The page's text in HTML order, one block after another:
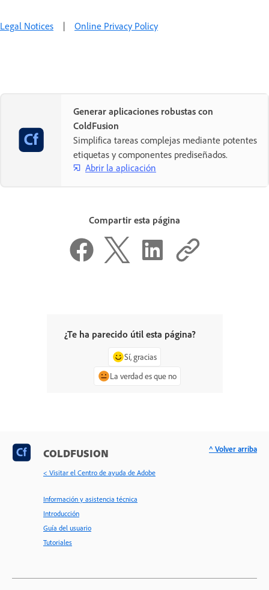
Legal Notices | Online Privacy Policy
Generar aplicaciones robustas con
ColdFusion
Simplifica tareas complejas mediante potentes
etiquetas y componentes prediseñados.
Abrir la aplicación
Compartir esta página
¿Te ha parecido útil esta página?
Sí, gracias
La verdad es que no
COLDFUSION
< Visitar el Centro de ayuda de Adobe
Información y asistencia técnica
Introducción
Guía del usuario
Tutoriales
^ Volver arriba